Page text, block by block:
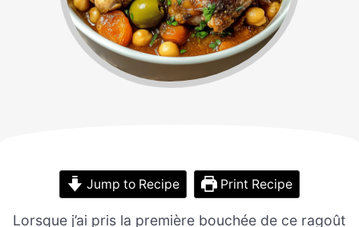
Jump to Recipe Print Recipe
Lorsque j’ai pris la première bouchée de ce ragoût